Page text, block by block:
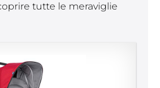
tutte le meraviglie